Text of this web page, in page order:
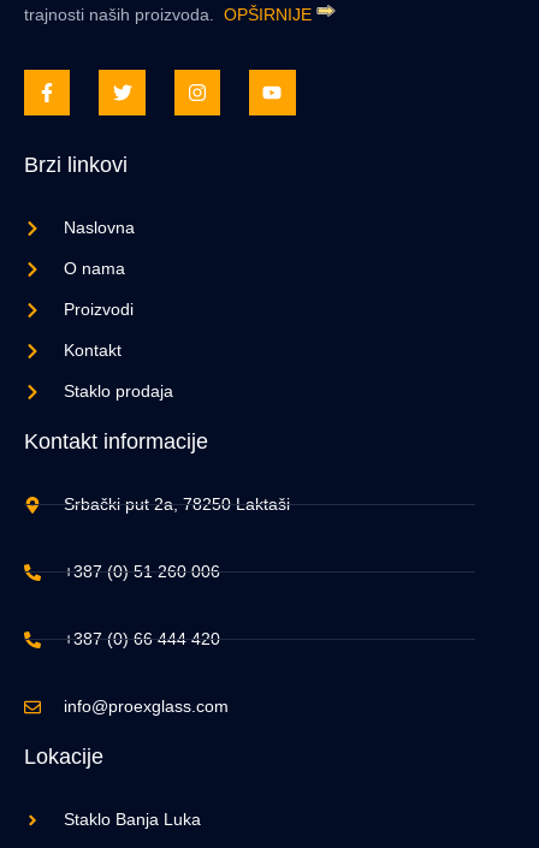
trajnosti naših proizvoda. OPŠIRNIJE
Brzi linkovi
Naslovna
O nama
Proizvodi
Kontakt
Staklo prodaja
Kontakt informacije
Srbački put 2a, 78250 Laktaši
+387 (0) 51 260 006
+387 (0) 66 444 420
info@proexglass.com
Lokacije
Staklo Banja Luka